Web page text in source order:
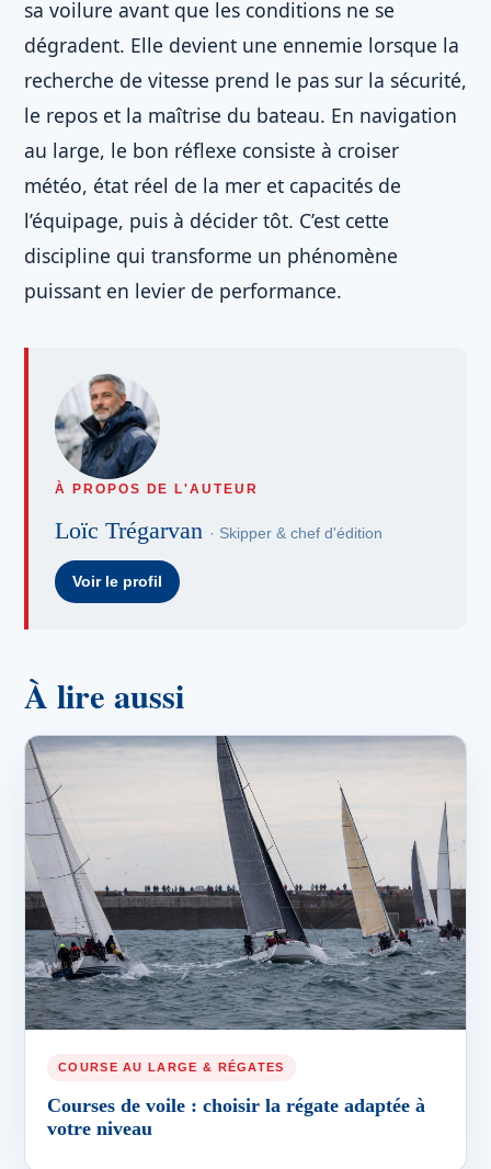
sa voilure avant que les conditions ne se
dégradent. Elle devient une ennemie lorsque la
recherche de vitesse prend le pas sur la sécurité,
le repos et la maîtrise du bateau. En navigation
au large, le bon réflexe consiste à croiser
météo, état réel de la mer et capacités de
l’équipage, puis à décider tôt. C’est cette
discipline qui transforme un phénomène
puissant en levier de performance.
À PROPOS DE L'AUTEUR
Loïc Trégarvan · Skipper & chef d'édition
Voir le profil
À lire aussi
COURSE AU LARGE & RÉGATES
Courses de voile : choisir la régate adaptée à
votre niveau